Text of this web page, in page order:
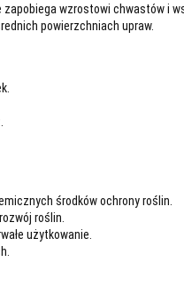
wzrostowi chwastów i
powierzchniach upraw.
środków ochrony roślin.
roślin.
użytkowanie.